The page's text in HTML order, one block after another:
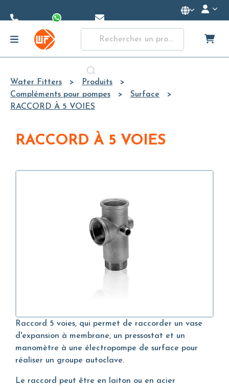
Content
Water Fitters
Produits
Compléments pour pompes
Surface
RACCORD À 5 VOIES
RACCORD À 5 VOIES
Raccord 5 voies, qui permet de raccorder un vase
d'expansion à membrane, un pressostat et un
manomètre à une électropompe de surface pour
réaliser un groupe autoclave.
Le raccord peut être en laiton ou en acier